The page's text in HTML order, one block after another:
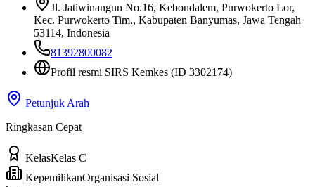
Jl. Jatiwinangun No.16, Kebondalem, Purwokerto Lor,
Kec. Purwokerto Tim., Kabupaten Banyumas, Jawa Tengah
53114, Indonesia
81392800082
Profil resmi SIRS Kemkes (ID 3302174)
Petunjuk Arah
Ringkasan Cepat
KelasKelas C
KepemilikanOrganisasi Sosial